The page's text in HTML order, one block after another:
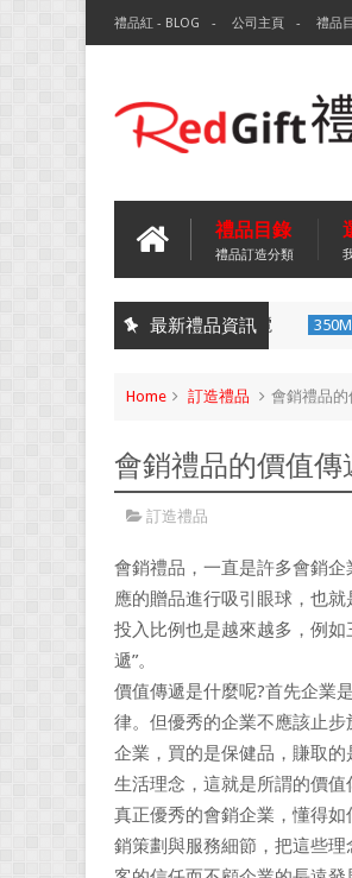
禮品紅 - BLOG 公司主頁 禮品
禮品目錄
禮品訂造分類
最新禮品資訊
Home 訂造禮品 會銷禮品的
會銷禮品的價值傳
訂造禮品
會銷禮品，一直是許多會銷
應的贈品進行吸引眼球，也
投入比例也是越來越多，例
遞”。
價值傳遞是什麼呢?首先企業
律。但優秀的企業不應該止
企業，買的是保健品，賺取
生活理念，這就是所謂的價值
真正優秀的會銷企業，懂得
銷策劃與服務細節，把這些